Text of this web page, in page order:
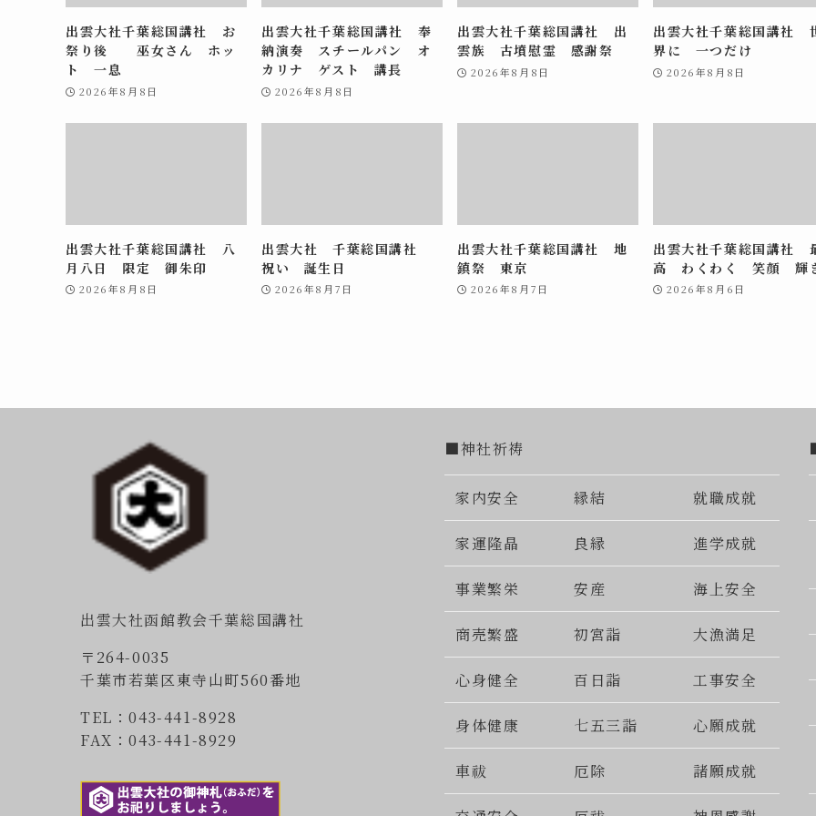
出雲大社千葉総国講社 お
祭り後 巫女さん ホッ
ト 一息
2026年8月8日
出雲大社千葉総国講社 奉
納演奏 スチールパン オ
カリナ ゲスト 講長
2026年8月8日
出雲大社千葉総国講社 出
雲族 古墳慰霊 感謝祭
2026年8月8日
出雲大社千葉総国講社
界に 一つだけ
2026年8月8日
出雲大社千葉総国講社 八
月八日 限定 御朱印
2026年8月8日
出雲大社 千葉総国講社
祝い 誕生日
2026年8月7日
出雲大社千葉総国講社 地
鎮祭 東京
2026年8月7日
出雲大社千葉総国講社
高 わくわく 笑顔 輝
2026年8月6日
出雲大社函館教会千葉総国講社
〒264-0035
千葉市若葉区東寺山町560番地
TEL：043-441-8928
FAX：043-441-8929
■神社祈祷
家内安全 縁結 就職成就
家運隆晶 良縁 進学成就
事業繁栄 安産 海上安全
商売繁盛 初宮詣 大漁満足
心身健全 百日詣 工事安全
身体健康 七五三詣 心願成就
車祓 厄除 諸願成就